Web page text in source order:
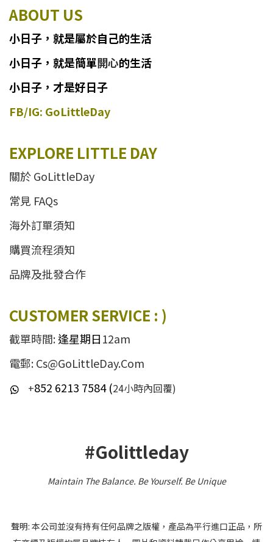
ABOUT US
小日子 ， 就是屬於自己的生活
小日子 ， 就是簡單開心的生活
小日子，才是好日子
FB/IG: GoLittleDay
EXPLORE LITTLE DAY
關於 GoLittleDay
常見 FAQs
海外訂單須知
購買流程須知
品牌及批發合作
CUSTOMER SERVICE : )
截單時間:逢星期日12am
電郵: Cs@GoLittleDay.Com
+852 6213 7584 (24小時內回覆)
#Golittleday
Maintain The Balance. Be Yourself.Be Unique
聲明: 本公司並沒有持有任何品牌之版權，產品為平行進口正品，所